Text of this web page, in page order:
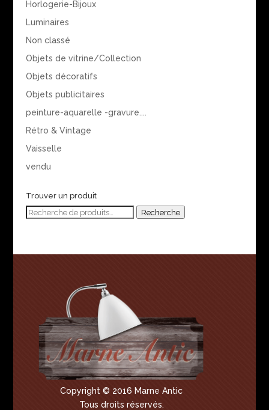
Horlogerie-Bijoux
Luminaires
Non classé
Objets de vitrine/Collection
Objets décoratifs
Objets publicitaires
peinture-aquarelle -gravure....
Rétro & Vintage
Vaisselle
vendu
Trouver un produit
Recherche
Recherche
Copyright © 2016 Marne Antic
Tous droits réservés.